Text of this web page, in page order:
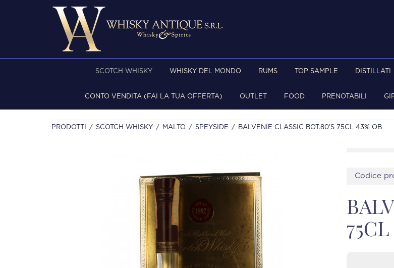
SCOTCH WHISKY WHISKY DEL MONDO RUMS TOP SAMPLE DISTILLATI
CONTO VENDITA (FAI LA TUA OFFERTA) OUTLET FOOD PRENOTABILI
PRODOTTI SCOTCH WHISKY MALTO SPEYSIDE BALVENIE CLASSIC BOT.80'S 75CL 43% OB
Codice